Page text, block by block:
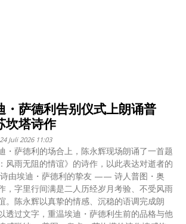
・萨德利告别仪式上朗诵普
坎塔诗作
Juli 2026 11:03
・萨德利的场合上，陈永辉现场朗诵了一首题
风雨无阻的情谊》的诗作，以此表达对逝者的
由埃迪・萨德利的挚友 —— 诗人普图・奥
，字里行间满是二人历经岁月考验、不受风雨
。陈永辉以真挚的情感、沉稳的语调完成朗
透过文字，重温埃迪・萨德利生前的品格与他